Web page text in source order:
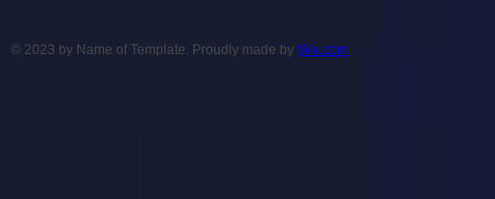
© 2023 by Name of Template. Proudly made by Wix.com